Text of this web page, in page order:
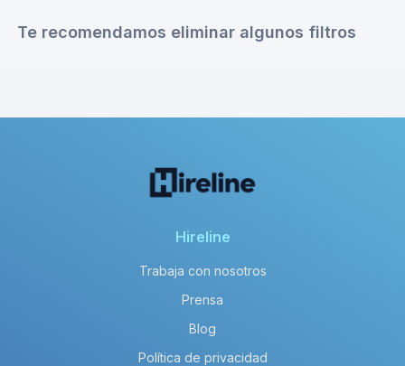
Te recomendamos eliminar algunos filtros
Hireline
Trabaja con nosotros
Prensa
Blog
Política de privacidad